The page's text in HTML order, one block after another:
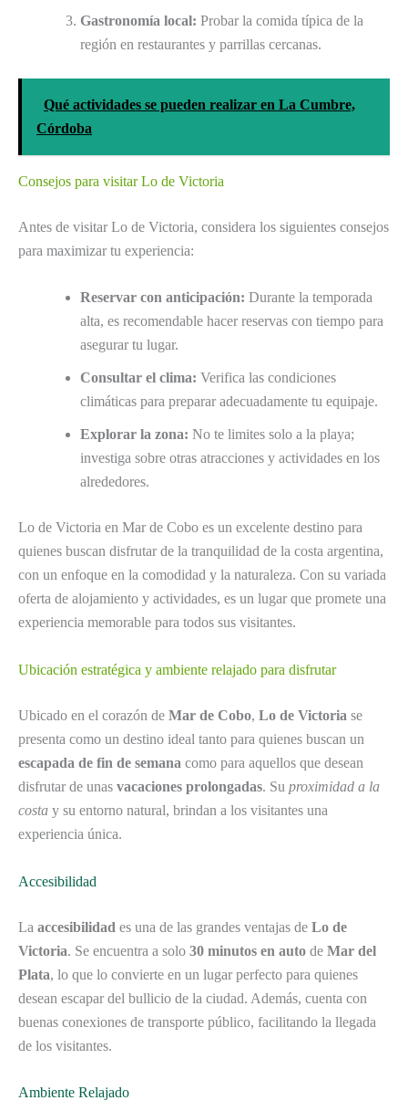
Gastronomía local: Probar la comida típica de la
región en restaurantes y parrillas cercanas.
Qué actividades se pueden realizar en La Cumbre,
Córdoba
Consejos para visitar Lo de Victoria
Antes de visitar Lo de Victoria, considera los siguientes consejos
para maximizar tu experiencia:
Reservar con anticipación: Durante la temporada
alta, es recomendable hacer reservas con tiempo para
asegurar tu lugar.
Consultar el clima: Verifica las condiciones
climáticas para preparar adecuadamente tu equipaje.
Explorar la zona: No te limites solo a la playa;
investiga sobre otras atracciones y actividades en los
alrededores.
Lo de Victoria en Mar de Cobo es un excelente destino para
quienes buscan disfrutar de la tranquilidad de la costa argentina,
con un enfoque en la comodidad y la naturaleza. Con su variada
oferta de alojamiento y actividades, es un lugar que promete una
experiencia memorable para todos sus visitantes.
Ubicación estratégica y ambiente relajado para disfrutar
Ubicado en el corazón de Mar de Cobo, Lo de Victoria se
presenta como un destino ideal tanto para quienes buscan un
escapada de fin de semana como para aquellos que desean
disfrutar de unas vacaciones prolongadas. Su proximidad a la
costa y su entorno natural, brindan a los visitantes una
experiencia única.
Accesibilidad
La accesibilidad es una de las grandes ventajas de Lo de
Victoria. Se encuentra a solo 30 minutos en auto de Mar del
Plata, lo que lo convierte en un lugar perfecto para quienes
desean escapar del bullicio de la ciudad. Además, cuenta con
buenas conexiones de transporte público, facilitando la llegada
de los visitantes.
Ambiente Relajado